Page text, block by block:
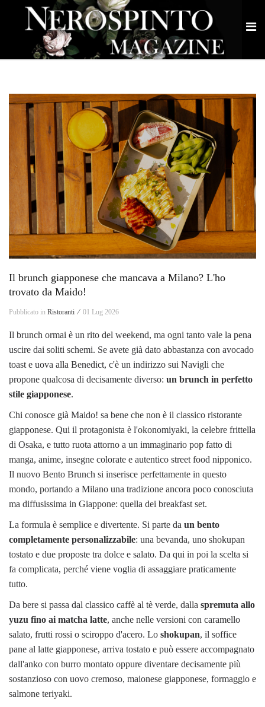
Il brunch giapponese che mancava a Milano? L'ho
trovato da Maido!
Pubblicato in Ristoranti ⁄ 01 Lug 2026
Il brunch ormai è un rito del weekend, ma ogni tanto vale la pena
uscire dai soliti schemi. Se avete già dato abbastanza con avocado
toast e uova alla Benedict, c'è un indirizzo sui Navigli che
propone qualcosa di decisamente diverso: un brunch in perfetto
stile giapponese.
Chi conosce già Maido! sa bene che non è il classico ristorante
giapponese. Qui il protagonista è l'okonomiyaki, la celebre frittella
di Osaka, e tutto ruota attorno a un immaginario pop fatto di
manga, anime, insegne colorate e autentico street food nipponico.
Il nuovo Bento Brunch si inserisce perfettamente in questo
mondo, portando a Milano una tradizione ancora poco conosciuta
ma diffusissima in Giappone: quella dei breakfast set.
La formula è semplice e divertente. Si parte da un bento
completamente personalizzabile: una bevanda, uno shokupan
tostato e due proposte tra dolce e salato. Da qui in poi la scelta si
fa complicata, perché viene voglia di assaggiare praticamente
tutto.
Da bere si passa dal classico caffè al tè verde, dalla spremuta allo
yuzu fino ai matcha latte, anche nelle versioni con caramello
salato, frutti rossi o sciroppo d'acero. Lo shokupan, il soffice
pane al latte giapponese, arriva tostato e può essere accompagnato
dall'anko con burro montato oppure diventare decisamente più
sostanzioso con uovo cremoso, maionese giapponese, formaggio e
salmone teriyaki.